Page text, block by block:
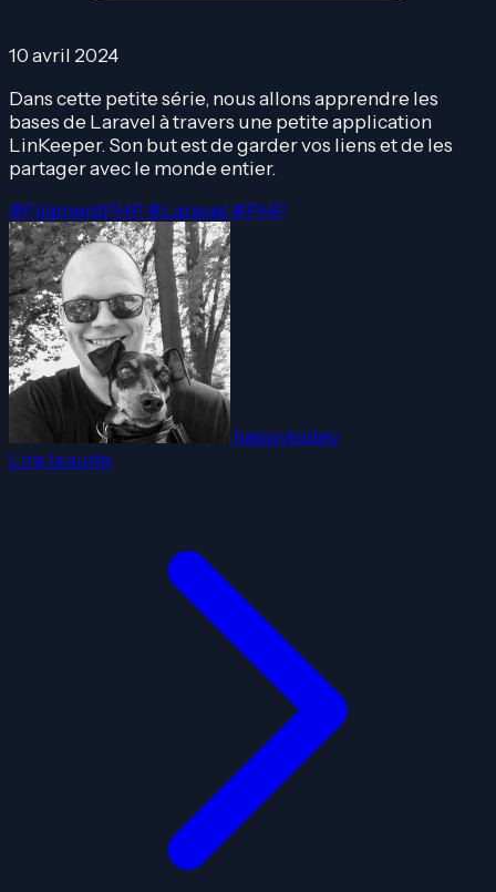
10 avril 2024
Dans cette petite série, nous allons apprendre les
bases de Laravel à travers une petite application
LinKeeper. Son but est de garder vos liens et de les
partager avec le monde entier.
#FilamentPHP #Laravel #PHP
happytodev
Lire la suite